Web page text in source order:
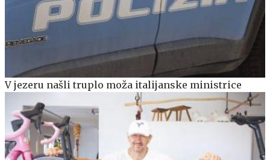
V jezeru našli truplo moža italijanske ministrice